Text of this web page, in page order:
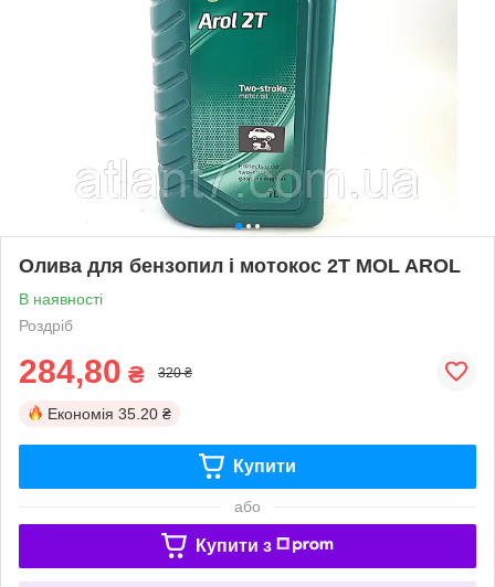
Олива для бензопил і мотокос 2Т MOL AROL
В наявності
Роздріб
284,80 ₴ 320 ₴
Економія 35.20 ₴
Купити
або
Купити з